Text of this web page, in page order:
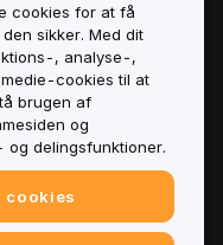
for
Papers
cookies for at få
sikker. Med dit
, analyse-,
cookies til at
brugen af
og
og delingsfunktioner.
cookies